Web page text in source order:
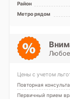
Район
Метро рядом
Цены с учетом
Повторная
Первичный прием